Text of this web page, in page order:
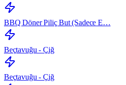
BBQ Döner Piliç But (Sadece E…
Beçtavuğu - Çiğ
Beçtavuğu - Çiğ